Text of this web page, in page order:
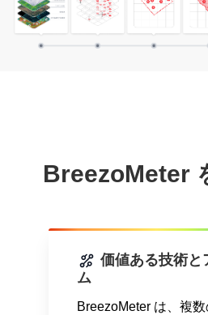
BreezoMeter
価値ある技術と
ム
BreezoMeter は、複